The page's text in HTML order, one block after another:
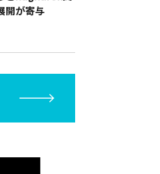
開が寄与